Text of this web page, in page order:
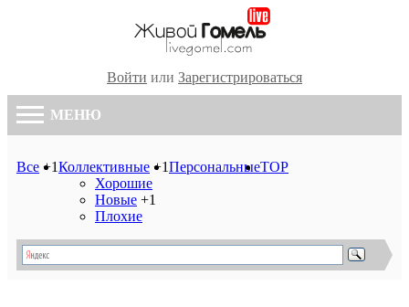
Войти или Зарегистрироваться
МЕНЮ
Все +1Коллективные +1
Хорошие
Новые +1
Плохие
ПерсональныеTOP